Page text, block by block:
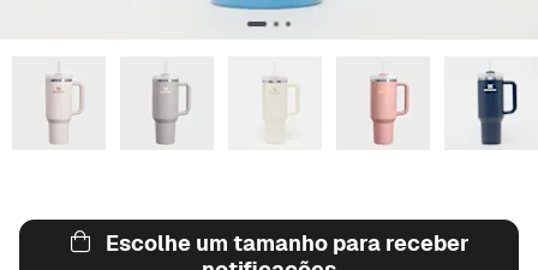
Escolhe um tamanho para receber